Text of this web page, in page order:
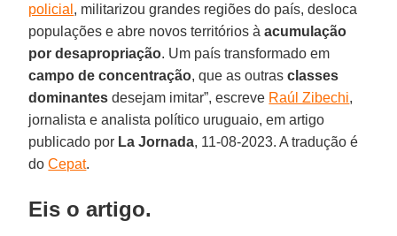
policial , militarizou grandes regiões do país, desloca
populações e abre novos territórios àacumulação
por desapropriação. Um país transformado em
campo de concentração, que as outrasclasses
dominantes desejam imitar”, escreve Raúl Zibechi,
jornalista e analista político uruguaio, em artigo
publicado por La Jornada, 11-08-2023. A tradução é
doCepat.
Eis o artigo.